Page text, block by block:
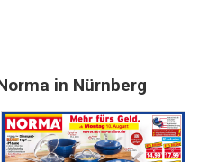
in Nürnberg